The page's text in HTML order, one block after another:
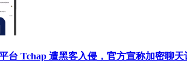
台 Tchap 遭黑客入侵，官方宣称加密聊天